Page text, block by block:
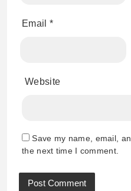
Email *
Website
Save my name, email,
the next time I comment.